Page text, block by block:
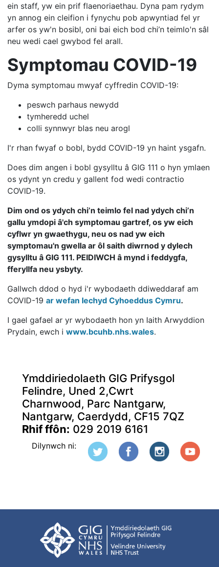
ein staff, yw ein prif flaenoriaethau. Dyna pam rydym
yn annog ein cleifion i fynychu pob apwyntiad fel yr
arfer os yw'n bosibl, oni bai eich bod chi’n teimlo'n sâl
neu wedi cael gwybod fel arall.
Symptomau COVID-19
Dyma symptomau mwyaf cyffredin COVID-19:
peswch parhaus newydd
tymheredd uchel
colli synnwyr blas neu arogl
I'r rhan fwyaf o bobl, bydd COVID-19 yn haint ysgafn.
Does dim angen i bobl gysylltu â GIG 111 o hyn ymlaen
os ydynt yn credu y gallent fod wedi contractio
COVID-19.
Dim ond os ydych chi’n teimlo fel nad ydych chi’n
gallu ymdopi â'ch symptomau gartref, os yw eich
cyflwr yn gwaethygu, neu os nad yw eich
symptomau'n gwella ar ôl saith diwrnod y dylech
gysylltu â GIG 111. PEIDIWCH â mynd i feddygfa,
fferyllfa neu ysbyty.
Gallwch ddod o hyd i'r wybodaeth ddiweddaraf am
COVID-19 ar wefan Iechyd Cyhoeddus Cymru.
I gael gafael ar yr wybodaeth hon yn Iaith Arwyddion
Prydain, ewch i www.bcuhb.nhs.wales.
Ymddiriedolaeth GIG Prifysgol
Felindre, Uned 2,Cwrt
Charnwood, Parc Nantgarw,
Nantgarw, Caerdydd, CF15 7QZ
Rhif ffôn: 029 2019 6161
Dilynwch ni: